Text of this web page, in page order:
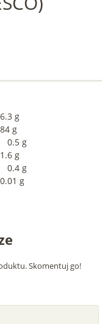
6.3 g
84 g
0.5 g
1.6 g
0.4 g
0.01 g
Skomentuj go!